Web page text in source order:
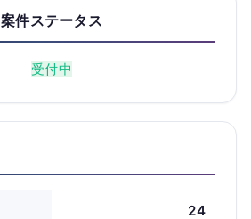
案件ステータス
受付中
24